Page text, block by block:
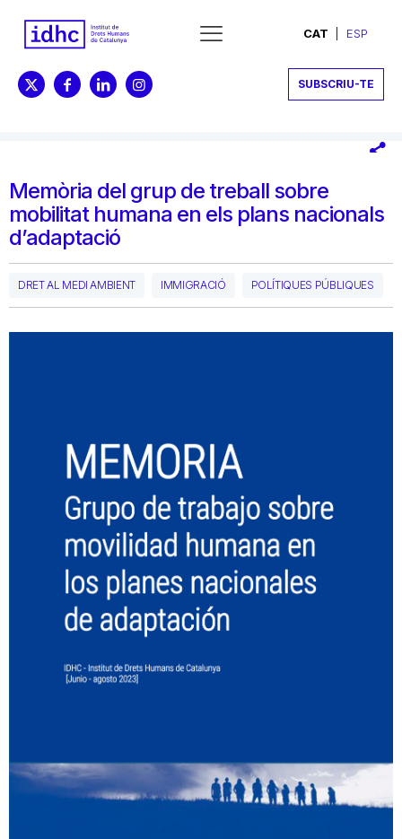
CAT ESP
SUBSCRIU-TE
Memòria del grup de treball sobre
mobilitat humana en els plans nacionals
d’adaptació
DRET AL MEDI AMBIENT IMMIGRACIÓ POLÍTIQUES PÚBLIQUES